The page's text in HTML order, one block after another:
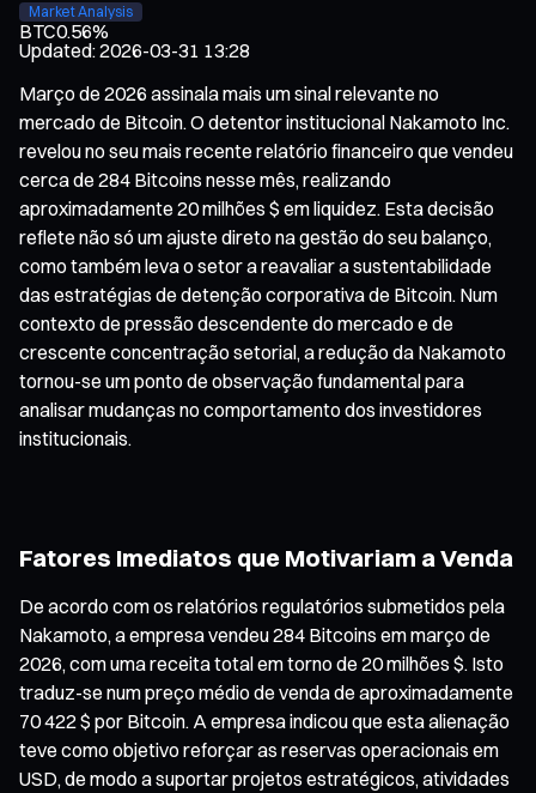
Market Analysis
BTC0.56%
Updated:2026-03-31 13:28
Março de 2026 assinala mais um sinal relevante no
mercado de Bitcoin. O detentor institucional Nakamoto Inc.
revelou no seu mais recente relatório financeiro que vendeu
cerca de 284 Bitcoins nesse mês, realizando
aproximadamente 20 milhões $ em liquidez. Esta decisão
reflete não só um ajuste direto na gestão do seu balanço,
como também leva o setor a reavaliar a sustentabilidade
das estratégias de detenção corporativa de Bitcoin. Num
contexto de pressão descendente do mercado e de
crescente concentração setorial, a redução da Nakamoto
tornou-se um ponto de observação fundamental para
analisar mudanças no comportamento dos investidores
institucionais.
Fatores Imediatos que Motivariam a Venda
De acordo com os relatórios regulatórios submetidos pela
Nakamoto, a empresa vendeu 284 Bitcoins em março de
2026, com uma receita total em torno de 20 milhões $. Isto
traduz-se num preço médio de venda de aproximadamente
70 422 $ por Bitcoin. A empresa indicou que esta alienação
teve como objetivo reforçar as reservas operacionais em
USD, de modo a suportar projetos estratégicos, atividades